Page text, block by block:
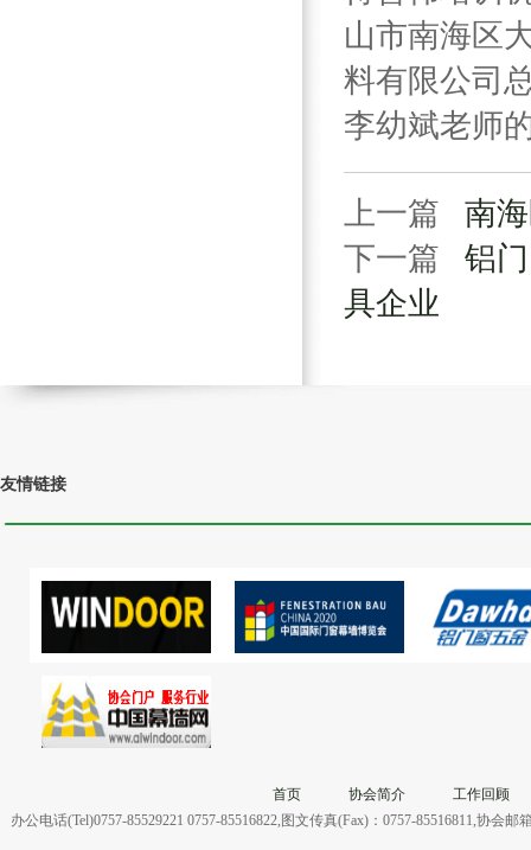
山市南海区
料有限公司
李幼斌老师
上一篇
南
下一篇
铝
具企业
友情链接
首页 协会简介
工作回顾
办公电话(Tel)0757-85529221 0757-85516822,图文传真(Fax)：0757-85516811,协会